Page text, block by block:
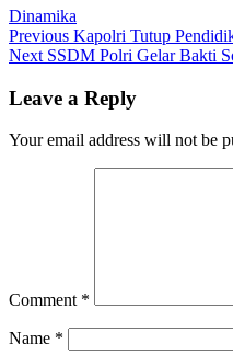
Dinamika
Post
navigation
Previous Previous
post:
Kapolri Tutup
Next Next
SSDM Polri Gelar Bakti
Leave a Reply
Your email address will not be
Comment *
Name *